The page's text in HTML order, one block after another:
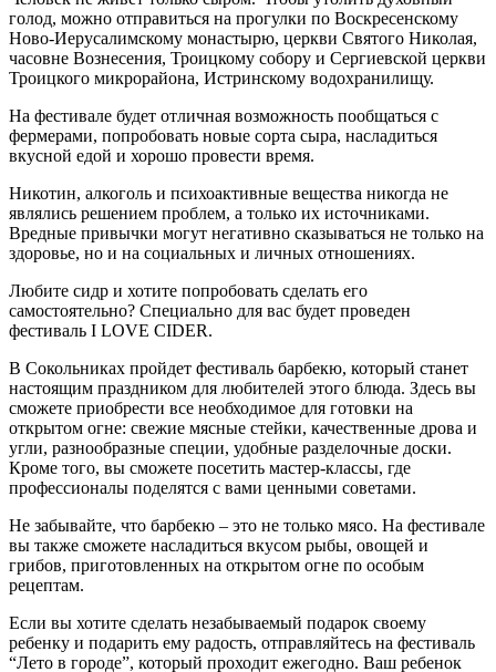
голод, можно отправиться на прогулки по Воскресенскому
Ново-Иерусалимскому монастырю, церкви Святого Николая,
часовне Вознесения, Троицкому собору и Сергиевской церкви
Троицкого микрорайона, Истринскому водохранилищу.
На фестивале будет отличная возможность пообщаться с
фермерами, попробовать новые сорта сыра, насладиться
вкусной едой и хорошо провести время.
Никотин, алкоголь и психоактивные вещества никогда не
являлись решением проблем, а только их источниками.
Вредные привычки могут негативно сказываться не только на
здоровье, но и на социальных и личных отношениях.
Любите сидр и хотите попробовать сделать его
самостоятельно? Специально для вас будет проведен
фестиваль I LOVE CIDER.
В Сокольниках пройдет фестиваль барбекю, который станет
настоящим праздником для любителей этого блюда. Здесь вы
сможете приобрести все необходимое для готовки на
открытом огне: свежие мясные стейки, качественные дрова и
угли, разнообразные специи, удобные разделочные доски.
Кроме того, вы сможете посетить мастер-классы, где
профессионалы поделятся с вами ценными советами.
Не забывайте, что барбекю – это не только мясо. На фестивале
вы также сможете насладиться вкусом рыбы, овощей и
грибов, приготовленных на открытом огне по особым
рецептам.
Если вы хотите сделать незабываемый подарок своему
ребенку и подарить ему радость, отправляйтесь на фестиваль
“Лето в городе”, который проходит ежегодно. Ваш ребенок